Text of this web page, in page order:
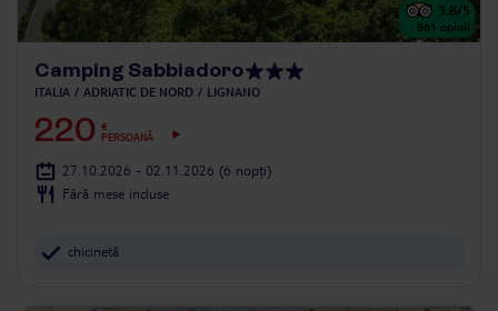
3.8/5
861 opinii
Camping Sabbiadoro
ITALIA ADRIATIC DE NORD LIGNANO
220 €
PERSOANĂ
27.10.2026 - 02.11.2026 (6 nopți)
Fără mese incluse
chicinetă